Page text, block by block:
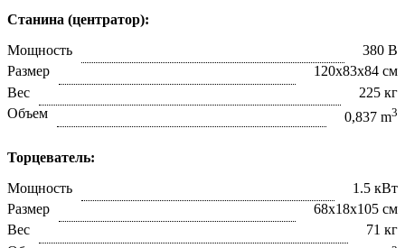
Станина (центратор):
Мощность
380 В
Размер
120х83х84 см
Вес
225 кг
Объем
0,837 m3
Торцеватель:
Мощность
1.5 кВт
Размер
68х18х105 см
Вес
71 кг